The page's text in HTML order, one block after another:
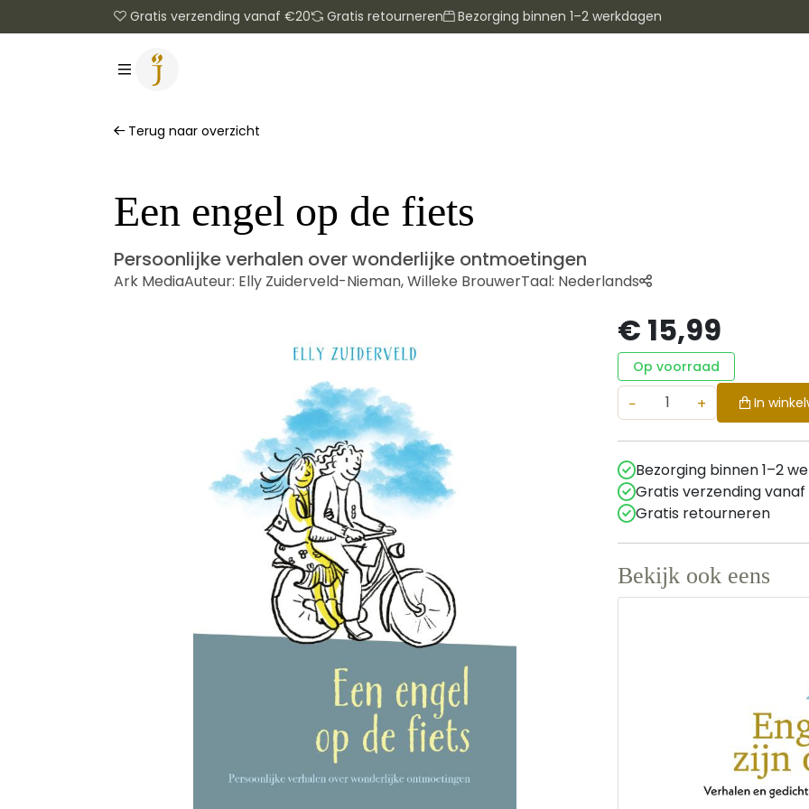
Gratis verzending vanaf €20 Gratis retourneren Bezorging binnen 1–2 werkdagen
Terug naar overzicht
Een engel op de fiets
Persoonlijke verhalen over wonderlijke ontmoetingen
Ark MediaAuteur: Elly Zuiderveld-Nieman,Willeke BrouwerTaal: Nederlands
€ 15,99
Op voorraad
− + In
Bezorging binnen 1–2
Gratis verzending
Gratis retourneren
Bekijk ook eens